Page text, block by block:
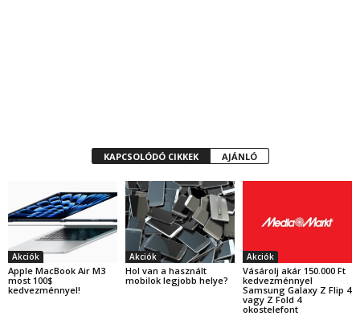
KAPCSOLÓDÓ CIKKEK AJÁNLÓ
Akciók
Apple MacBook Air M3
most 100$
kedvezménnyel!
Akciók
Hol van a használt
mobilok legjobb helye?
Akciók
Vásárolj akár 150.000 Ft
kedvezménnyel
Samsung Galaxy Z Flip 4
vagy Z Fold 4
okostelefont